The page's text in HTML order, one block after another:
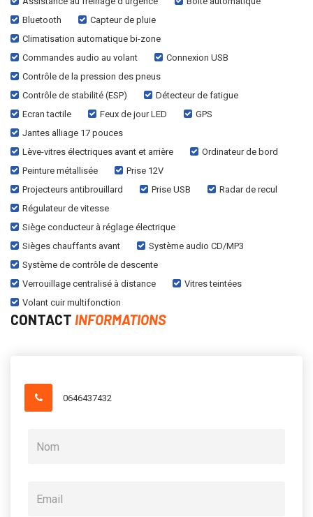
Bluetooth
Capteur de pluie
Climatisation automatique bi-zone
Commandes audio au volant
Connexion USB
Contrôle de la pression des pneus
Contrôle de stabilité (ESP)
Détecteur de fatigue
Ecran tactile
Feux de jour LED
GPS
Jantes alliage 17 pouces
Lève-vitres électriques avant et arrière
Ordinateur de bord
Peinture métallisée
Prise 12V
Projecteurs antibrouillard
Prise USB
Radar de recul
Régulateur de vitesse
Siège conducteur à réglage électrique
Sièges chauffants avant
Système audio CD/MP3
Système de contrôle de descente
Verrouillage centralisé à distance
Vitres teintées
Volant cuir multifonction
CONTACT INFORMATIONS
0646437432